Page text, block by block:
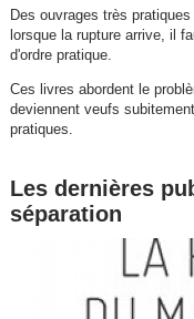
Des ouvrages très
lorsque la rupture arrive, il
d'ordre pratique.
Ces livres abordent le
deviennent veufs
pratiques.
Les dernières
séparation